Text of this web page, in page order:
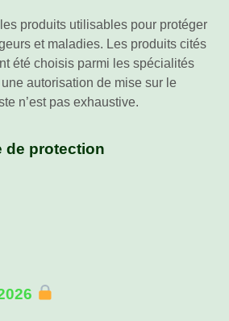
produits utilisables pour protéger
et maladies. Les produits cités
été choisis parmi les spécialités
autorisation de mise sur le
n’est pas exhaustive.
de protection